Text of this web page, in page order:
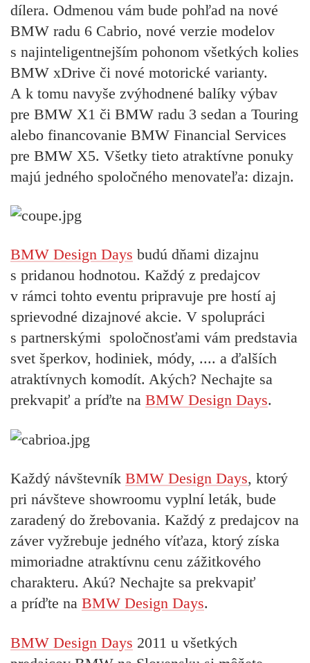
dílera. Odmenou vám bude pohľad na nové
BMW radu 6 Cabrio, nové verzie modelov
s najinteligentnejším pohonom všetkých kolies
BMW xDrive či nové motorické varianty.
A k tomu navyše zvýhodnené balíky výbav
pre BMW X1 či BMW radu 3 sedan a Touring
alebo financovanie BMW Financial Services
pre BMW X5. Všetky tieto atraktívne ponuky
majú jedného spoločného menovateľa: dizajn.
BMW Design Days budú dňami dizajnu
s pridanou hodnotou. Každý z predajcov
v rámci tohto eventu pripravuje pre hostí aj
sprievodné dizajnové akcie. V spolupráci
s partnerskými spoločnosťami vám predstavia
svet šperkov, hodiniek, módy, .... a ďalších
atraktívnych komodít. Akých? Nechajte sa
prekvapiť a príďte na BMW Design Days.
Každý návštevník BMW Design Days, ktorý
pri návšteve showroomu vyplní leták, bude
zaradený do žrebovania. Každý z predajcov na
záver vyžrebuje jedného víťaza, ktorý získa
mimoriadne atraktívnu cenu zážitkového
charakteru. Akú? Nechajte sa prekvapiť
a príďte na BMW Design Days.
BMW Design Days 2011 u všetkých